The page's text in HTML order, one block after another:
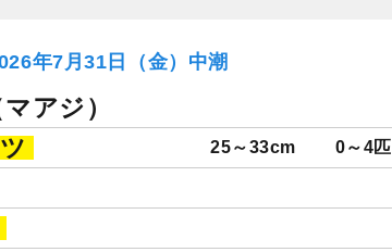
年7月31日（金）中潮
マアジ）
25～33cm 0～4匹